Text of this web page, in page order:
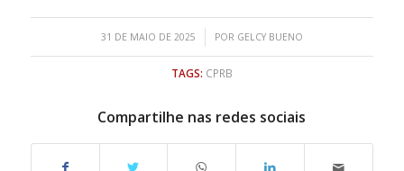
31 DE MAIO DE 2025
/ POR GELCY BUENO
TAGS: CPRB
Compartilhe nas redes sociais